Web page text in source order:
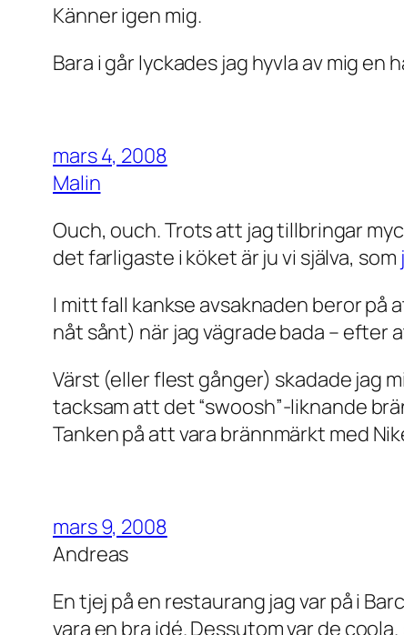
Känner igen mig.
Bara i går lyckades jag hyvla av mig
mars 4, 2008
Malin
Ouch, ouch. Trots att jag tillbringar
det farligaste i köket är ju vi själva, som
I mitt fall kankse avsaknaden beror på
nåt sånt) när jag vägrade bada – efter
Värst (eller flest gånger) skadade jag
tacksam att det “swoosh”-liknande
Tanken på att vara brännmärkt med
mars 9, 2008
Andreas
En tjej på en restaurang jag var på i
vara en bra idé. Dessutom var de coola.